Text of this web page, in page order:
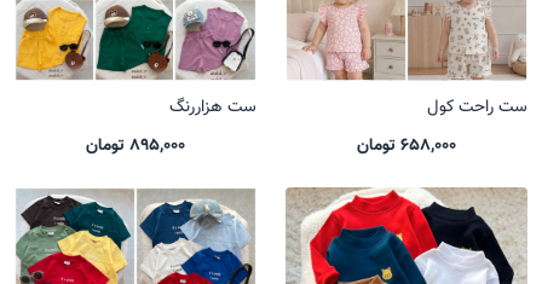
ست راحت کول
658,000 تومان
ست هزاررنگ
895,000 تومان